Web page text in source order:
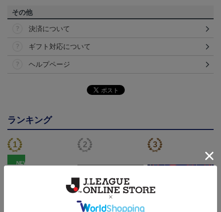
その他
決済について
ギフト対応について
ヘルプページ
ランキング
NEW